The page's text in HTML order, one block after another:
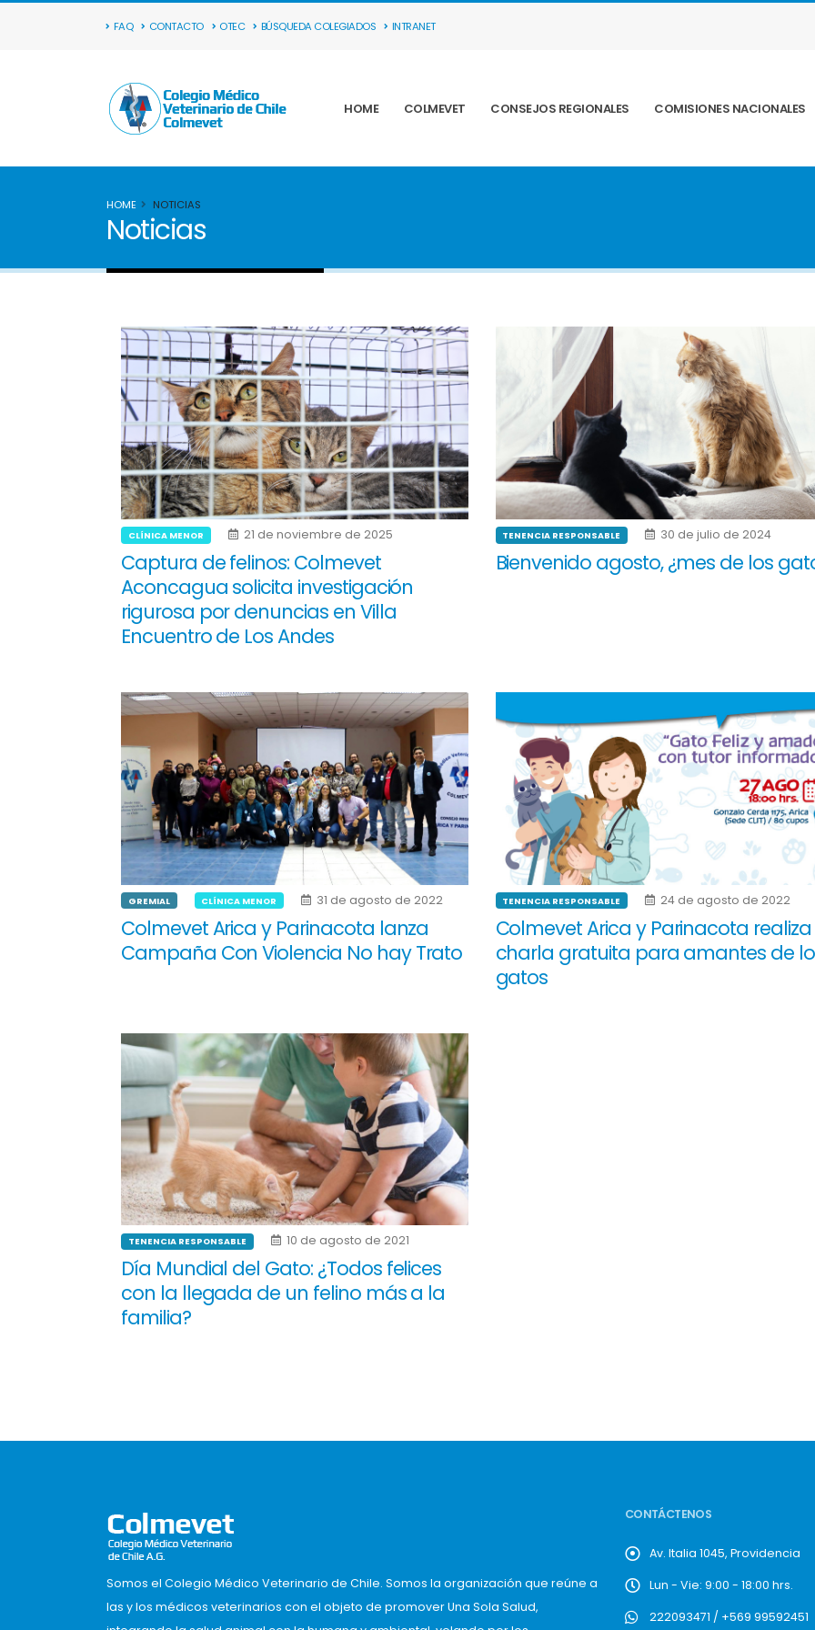
FAQ CONTACTO OTEC BÚSQUEDA COLEGIADOS INTRANET
HOME COLMEVET CONSEJOS REGIONALES COMISIONES NACIONALES
HOME NOTICIAS
Noticias
CLÍNICA MENOR 21 de noviembre de 2025
Captura de felinos: Colmevet
Aconcagua solicita investigación
rigurosa por denuncias en Villa
Encuentro de Los Andes
TENENCIA RESPONSABLE 30 de julio de 2024
Bienvenido agosto, ¿mes de los
GREMIAL CLÍNICA MENOR 31 de agosto de 2022
Colmevet Arica y Parinacota lanza
Campaña Con Violencia No hay Trato
TENENCIA RESPONSABLE 24 de agosto de 2022
Colmevet Arica y Parinacota realiza
charla gratuita para amantes de
gatos
TENENCIA RESPONSABLE 10 de agosto de 2021
Día Mundial del Gato: ¿Todos felices
con la llegada de un felino más a la
familia?
Somos el Colegio Médico Veterinario de Chile. Somos la organización que reúne a
las y los médicos veterinarios con el objeto de promover Una Sola Salud,
CONTÁCTENOS
Av. Italia 1045, Providencia
Lun - Vie: 9:00 - 18:00 hrs.
222093471 / +569 99592451